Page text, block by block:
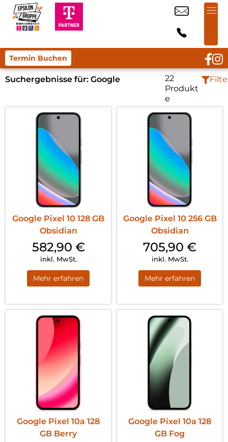
Termin Buchen
Suchergebnisse für: Google
22
Produkt
e
Google Pixel 10 128 GB
Obsidian
582,90 €
inkl. MwSt.
Mehr erfahren
Google Pixel 10 256 GB
Obsidian
705,90 €
inkl. MwSt.
Mehr erfahren
Google Pixel 10a 128
GB Berry
Google Pixel 10a 128
GB Fog